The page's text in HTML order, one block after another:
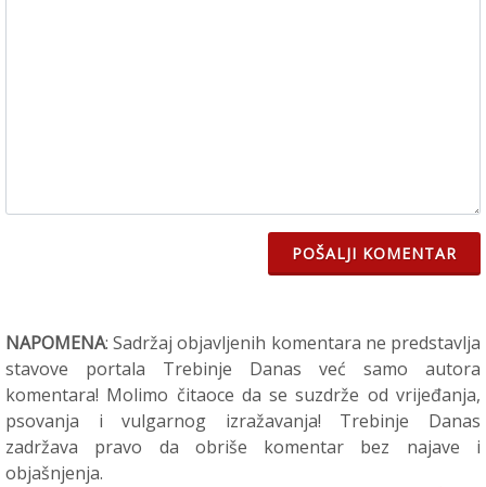
POŠALJI KOMENTAR
NAPOMENA: Sadržaj objavljenih komentara ne predstavlja
stavove portala Trebinje Danas već samo autora
komentara! Molimo čitaoce da se suzdrže od vrijeđanja,
psovanja i vulgarnog izražavanja! Trebinje Danas
zadržava pravo da obriše komentar bez najave i
objašnjenja.